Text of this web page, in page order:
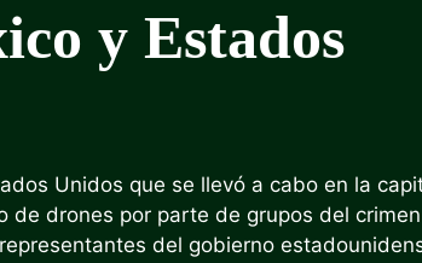
y Estados
Unidos que se llevó a cabo en la
de drones por parte de grupos del crimen
del gobierno